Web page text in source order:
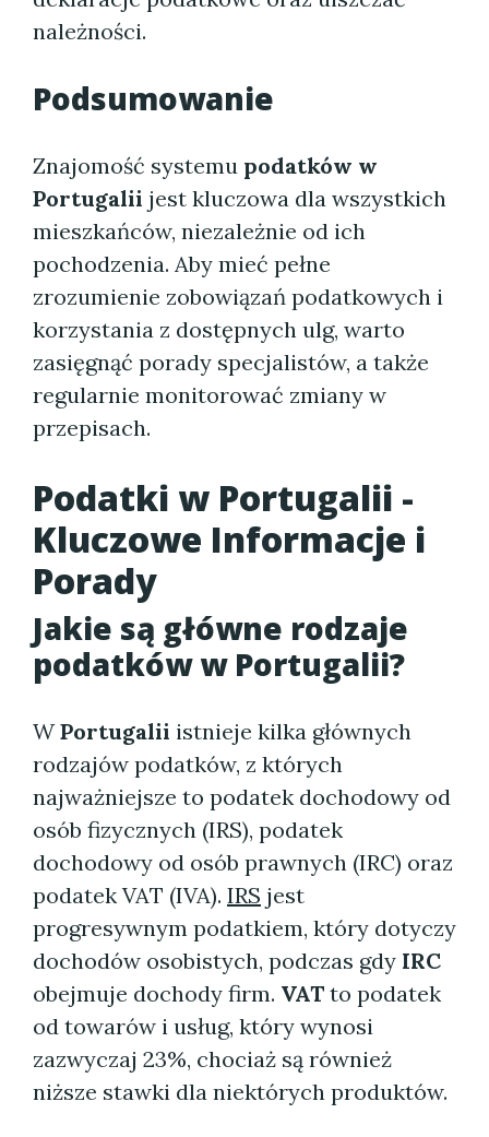
należności.
Podsumowanie
Znajomość systemu podatków w
Portugalii jest kluczowa dla wszystkich
mieszkańców, niezależnie od ich
pochodzenia. Aby mieć pełne
zrozumienie zobowiązań podatkowych i
korzystania z dostępnych ulg, warto
zasięgnąć porady specjalistów, a także
regularnie monitorować zmiany w
przepisach.
Podatki w Portugalii -
Kluczowe Informacje i
Porady
Jakie są główne rodzaje
podatków w Portugalii?
WPortugalii istnieje kilka głównych
rodzajów podatków, z których
najważniejsze to podatek dochodowy od
osób fizycznych (IRS), podatek
dochodowy od osób prawnych (IRC) oraz
podatek VAT (IVA). IRS jest
progresywnym podatkiem, który dotyczy
dochodów osobistych, podczas gdy IRC
obejmuje dochody firm. VAT to podatek
od towarów i usług, który wynosi
zazwyczaj 23%, chociaż są również
niższe stawki dla niektórych produktów.